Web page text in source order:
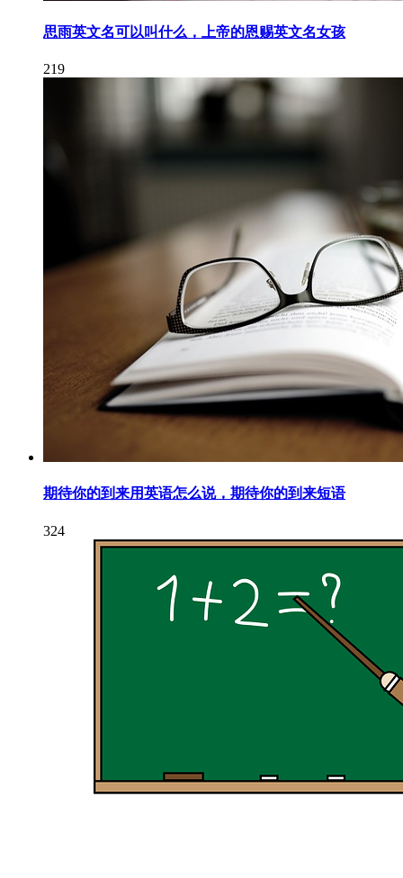
思雨英文名可以叫什么，上帝的恩赐英文名女孩
219
期待你的到来用英语怎么说，期待你的到来短语
324